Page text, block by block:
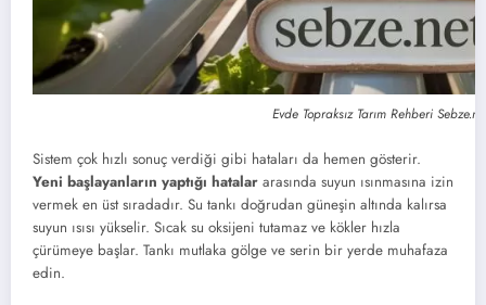
Evde Topraksız Tarım Rehberi
Sistem çok hızlı sonuç verdiği gibi hataları da hemen gösterir.
Yeni başlayanların yaptığı hatalar arasında suyun ısınmasına izin
vermek en üst sıradadır. Su tankı doğrudan güneşin altında kalırsa
suyun ısısı yükselir. Sıcak su oksijeni tutamaz ve kökler hızla
çürümeye başlar. Tankı mutlaka gölge ve serin bir yerde muhafaza
edin.